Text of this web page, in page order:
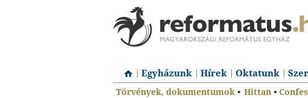
Egyházunk Hírek Oktatunk
Törvények, dokumentumok • Hittan •